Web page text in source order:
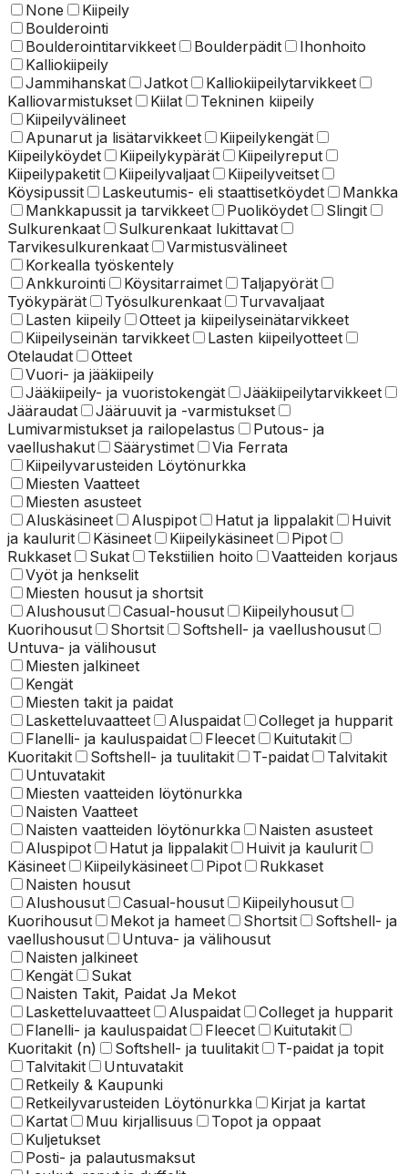
None
Kiipeily
Boulderointi
Boulderointitarvikkeet
Boulderpädit
Ihonhoito
Kalliokiipeily
Jammihanskat
Jatkot
Kalliokiipeilytarvikkeet
Kalliovarmistukset
Kiilat
Tekninen kiipeily
Kiipeilyvälineet
Apunarut ja lisätarvikkeet
Kiipeilykengät
Kiipeilyköydet
Kiipeilykypärät
Kiipeilyreput
Kiipeilypaketit
Kiipeilyvaljaat
Kiipeilyveitset
Köysipussit
Laskeutumis- eli staattisetköydet
Mankka
Mankkapussit ja tarvikkeet
Puoliköydet
Slingit
Sulkurenkaat
Sulkurenkaat lukittavat
Tarvikesulkurenkaat
Varmistusvälineet
Korkealla työskentely
Ankkurointi
Köysitarraimet
Taljapyörät
Työkypärät
Työsulkurenkaat
Turvavaljaat
Lasten kiipeily
Otteet ja kiipeilyseinätarvikkeet
Kiipeilyseinän tarvikkeet
Lasten kiipeilyotteet
Otelaudat
Otteet
Vuori- ja jääkiipeily
Jääkiipeily- ja vuoristokengät
Jääkiipeilytarvikkeet
Jääraudat
Jääruuvit ja -varmistukset
Lumivarmistukset ja railopelastus
Putous- ja
vaellushakut
Säärystimet
Via Ferrata
Kiipeilyvarusteiden Löytönurkka
Miesten Vaatteet
Miesten asusteet
Aluskäsineet
Aluspipot Hatut ja lippalakit
Huivit
ja kaulurit
Käsineet Kiipeilykäsineet
Pipot
Rukkaset
Sukat Tekstiilien hoito
Vaatteiden korjaus
Vyöt ja henkselit
Miesten housut ja shortsit
Alushousut
Casual-housut
Kiipeilyhousut
Kuorihousut
Shortsit
Softshell- ja vaellushousut
Untuva- ja välihousut
Miesten jalkineet
Kengät
Miesten takit ja paidat
Lasketteluvaatteet
Aluspaidat
Colleget ja hupparit
Flanelli- ja kauluspaidat
Fleecet
Kuitutakit
Kuoritakit
Softshell- ja tuulitakit T-paidat
Talvitakit
Untuvatakit
Miesten vaatteiden löytönurkka
Naisten Vaatteet
Naisten vaatteiden löytönurkka
Naisten asusteet
Aluspipot
Hatut ja lippalakit
Huivit ja kaulurit
Käsineet
Kiipeilykäsineet Pipot
Rukkaset
Naisten housut
Alushousut
Casual-housut
Kiipeilyhousut
Kuorihousut
Mekot ja hameet Shortsit
Softshell- ja
vaellushousut
Untuva- ja välihousut
Naisten jalkineet
Kengät
Sukat
Naisten Takit, Paidat Ja Mekot
Lasketteluvaatteet
Aluspaidat
Colleget ja hupparit
Flanelli- ja kauluspaidat
Fleecet
Kuitutakit
Kuoritakit (n)
Softshell- ja tuulitakit
T-paidat ja topit
Talvitakit
Untuvatakit
Retkeily & Kaupunki
Retkeilyvarusteiden Löytönurkka
Kirjat ja kartat
Kartat
Muu kirjallisuus
Topot ja oppaat
Kuljetukset
Posti- ja palautusmaksut